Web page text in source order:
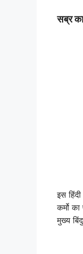
सब्र
इस
कर्मो
मुख्य